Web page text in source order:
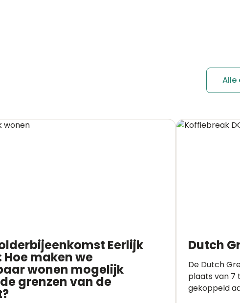
Alle
Eerlijk
Hoe maken we
wonen mogelijk
grenzen van de
Dutch
De Dutch
plaats van 7
gekoppeld